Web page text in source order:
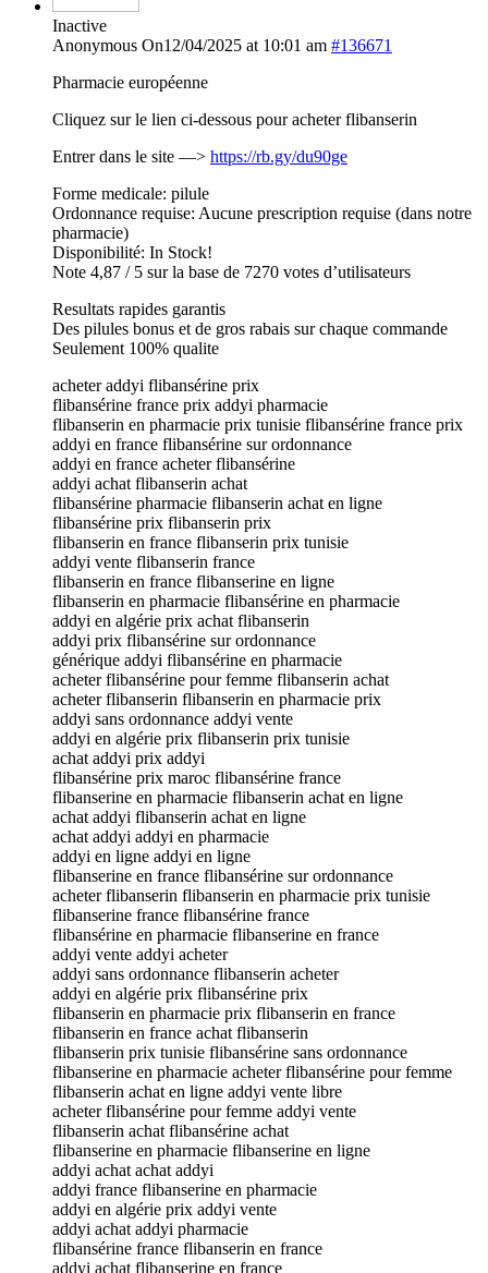
Inactive
Anonymous On12/04/2025 at 10:01 am #136671
Pharmacie européenne
Cliquez sur le lien ci-dessous pour acheter flibanserin
Entrer dans le site —> https://rb.gy/du90ge
Forme medicale: pilule
Ordonnance requise: Aucune prescription requise (dans notre
pharmacie)
Disponibilité: In Stock!
Note 4,87 / 5 sur la base de 7270 votes d’utilisateurs
Resultats rapides garantis
Des pilules bonus et de gros rabais sur chaque commande
Seulement 100% qualite
acheter addyi flibansérine prix
flibansérine france prix addyi pharmacie
flibanserin en pharmacie prix tunisie flibansérine france prix
addyi en france flibansérine sur ordonnance
addyi en france acheter flibansérine
addyi achat flibanserin achat
flibansérine pharmacie flibanserin achat en ligne
flibansérine prix flibanserin prix
flibanserin en france flibanserin prix tunisie
addyi vente flibanserin france
flibanserin en france flibanserine en ligne
flibanserin en pharmacie flibansérine en pharmacie
addyi en algérie prix achat flibanserin
addyi prix flibansérine sur ordonnance
générique addyi flibansérine en pharmacie
acheter flibansérine pour femme flibanserin achat
acheter flibanserin flibanserin en pharmacie prix
addyi sans ordonnance addyi vente
addyi en algérie prix flibanserin prix tunisie
achat addyi prix addyi
flibansérine prix maroc flibansérine france
flibanserine en pharmacie flibanserin achat en ligne
achat addyi flibanserin achat en ligne
achat addyi addyi en pharmacie
addyi en ligne addyi en ligne
flibanserine en france flibansérine sur ordonnance
acheter flibanserin flibanserin en pharmacie prix tunisie
flibanserine france flibansérine france
flibansérine en pharmacie flibanserine en france
addyi vente addyi acheter
addyi sans ordonnance flibanserin acheter
addyi en algérie prix flibansérine prix
flibanserin en pharmacie prix flibanserin en france
flibanserin en france achat flibanserin
flibanserin prix tunisie flibansérine sans ordonnance
flibanserine en pharmacie acheter flibansérine pour femme
flibanserin achat en ligne addyi vente libre
acheter flibansérine pour femme addyi vente
flibanserin achat flibansérine achat
flibanserine en pharmacie flibanserine en ligne
addyi achat achat addyi
addyi france flibanserine en pharmacie
addyi en algérie prix addyi vente
addyi achat addyi pharmacie
flibansérine france flibanserin en france
addyi achat flibanserine en france